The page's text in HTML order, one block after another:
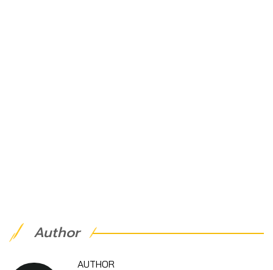
Author
AUTHOR